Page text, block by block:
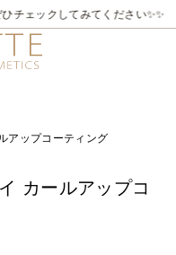
キャンペーン♪ 夏季限定でビ
アップコーティング
カールアップコ